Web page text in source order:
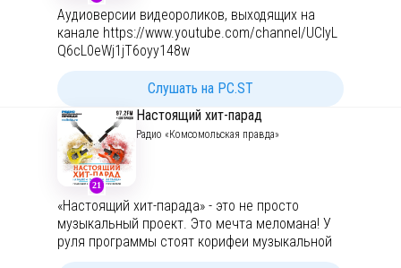
Наша почта:handling.better@gmail.com
Аудиоверсии видеороликов, выходящих на
канале https://www.youtube.com/channel/UCIyL
Q6cL0eWj1jT6oyy148w
Слушать на PC.ST
21
Настоящий хит-парад
Радио «Комсомольская правда»
«Настоящий хит-парада» - это не просто
музыкальный проект. Это мечта меломана! У
руля программы стоят корифеи музыкальной